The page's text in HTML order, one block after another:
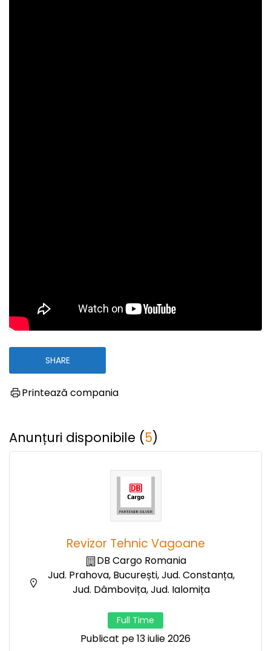
SHARE
Printează compania
Anunțuri disponibile (5)
Revizor Tehnic Vagoane
DB Cargo Romania
Jud. Prahova, București, Jud. Constanța,
Jud. Dâmbovița, Jud. Ialomița
Full Time
Publicat pe 13 iulie 2026